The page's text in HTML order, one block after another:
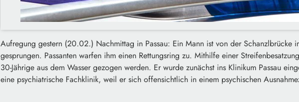
Aufregung gestern (20.02.) Nachmittag in Passau: Ein Mann ist von der Schanzlbrücke
gesprungen. Passanten warfen ihm einen Rettungsring zu. Mithilfe einer
30-Jährige aus dem Wasser gezogen werden. Er wurde zunächst ins Klinikum Passau
eine psychiatrische Fachklinik, weil er sich offensichtlich in einem psychischen